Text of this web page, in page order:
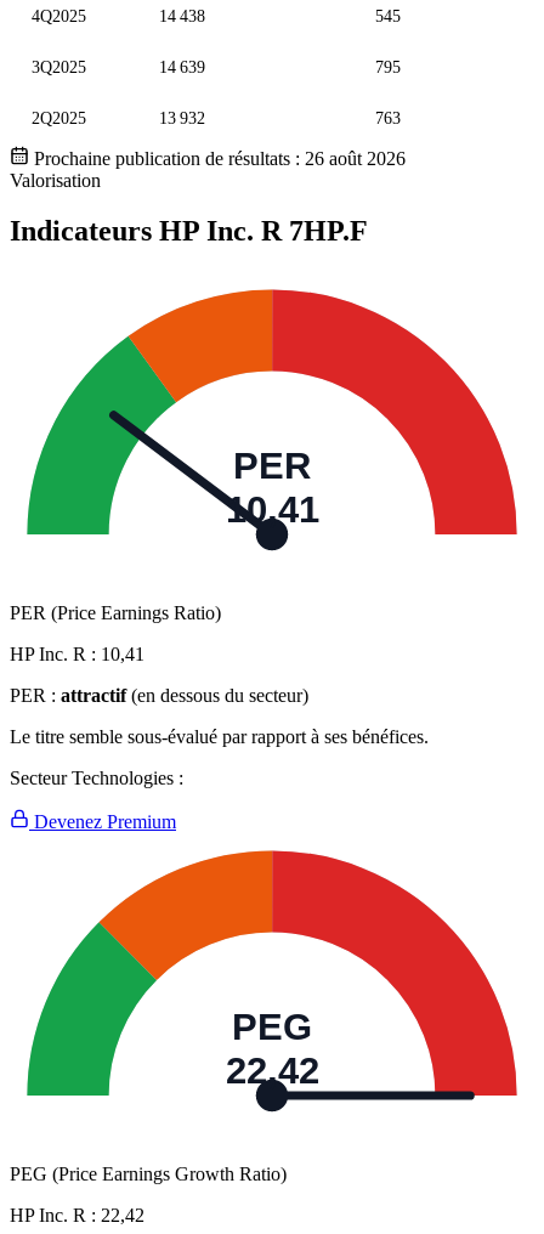
4Q2025 14 438 545
3Q2025 14 639 795
2Q2025 13 932 763
Prochaine publication de résultats : 26 août 2026
Valorisation
Indicateurs HP Inc. R 7HP.F
PER
10,41
PER (Price Earnings Ratio)
HP Inc. R : 10,41
PER : attractif (en dessous du secteur)
Le titre semble sous-évalué par rapport à ses bénéfices.
Secteur Technologies :
Devenez Premium
PEG
22,42
PEG (Price Earnings Growth Ratio)
HP Inc. R : 22,42